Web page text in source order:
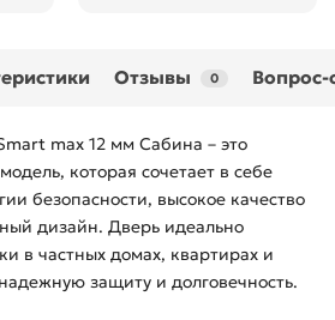
Отзывы 0 Вопрос-
max 12 мм Сабина – это
которая сочетает в себе
безопасности, высокое качество
дизайн. Дверь идеально
в частных домах, квартирах и
защиту и долговечность.